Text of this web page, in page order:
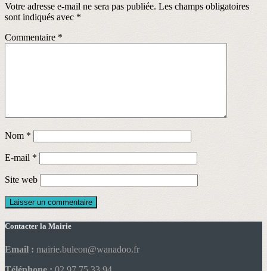
Votre adresse e-mail ne sera pas publiée. Les champs obligatoires
sont indiqués avec *
Commentaire *
Nom *
E-mail *
Site web
Contacter la Mairie
Email : mairie.buleon@wanadoo.fr